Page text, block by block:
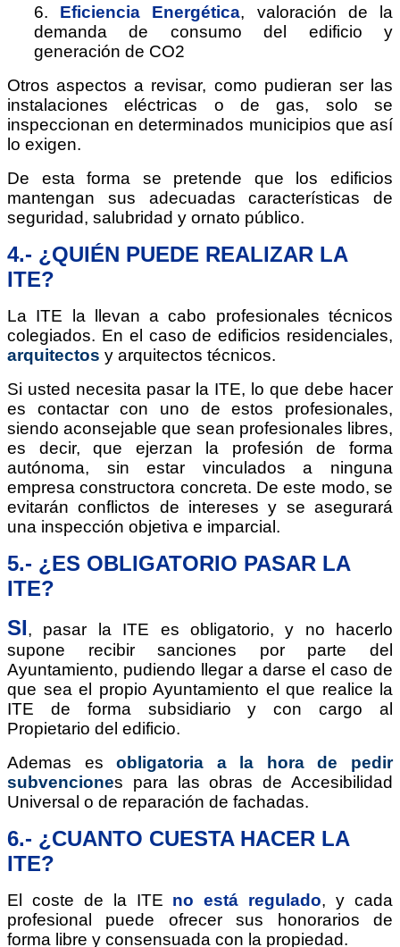
6. Eficiencia Energética, valoración de la
demanda de consumo del edificio y
generación de CO2
Otros aspectos a revisar, como pudieran ser las
instalaciones eléctricas o de gas, solo se
inspeccionan en determinados municipios que así
lo exigen.
De esta forma se pretende que los edificios
mantengan sus adecuadas características de
seguridad, salubridad y ornato público.
4.- ¿QUIÉN PUEDE REALIZAR LA
ITE?
La ITE la llevan a cabo profesionales técnicos
colegiados. En el caso de edificios residenciales,
arquitectos y arquitectos técnicos.
Si usted necesita pasar la ITE, lo que debe hacer
es contactar con uno de estos profesionales,
siendo aconsejable que sean profesionales libres,
es decir, que ejerzan la profesión de forma
autónoma, sin estar vinculados a ninguna
empresa constructora concreta. De este modo, se
evitarán conflictos de intereses y se asegurará
una inspección objetiva e imparcial.
5.- ¿ES OBLIGATORIO PASAR LA
ITE?
SI, pasar la ITE es obligatorio, y no hacerlo
supone recibir sanciones por parte del
Ayuntamiento, pudiendo llegar a darse el caso de
que sea el propio Ayuntamiento el que realice la
ITE de forma subsidiario y con cargo al
Propietario del edificio.
Ademas esobligatoria a la hora de pedir
subvenciones para las obras de Accesibilidad
Universal o de reparación de fachadas.
6.- ¿CUANTO CUESTA HACER LA
ITE?
El coste de la ITE no está regulado, y cada
profesional puede ofrecer sus honorarios de
forma libre y consensuada con la propiedad.